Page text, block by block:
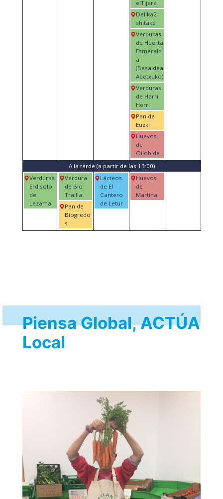
elTijera
Delika2
shitake
Verduras
de Huerta
Esmerald
a
(Basaldea
Abetxuko)
Verduras
de Harri
Herri
Pan de
Euzki
Huevos
de
Oilobide
A la tarde (a partir de las 13:00)
Verduras
Erdisolo
de
Lezama
Verdura
de Bio
Trailla
Pan de
Biogredo
s
Lácteos
de El
Cantero
de Letur
Huevos
de
Martina
Piensa Global, ACTÚA
Local